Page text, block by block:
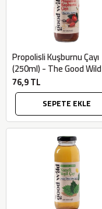
Propolisli Kuşburnu Çayı
(250ml) - The Good Wild
76,9 TL
SEPETE EKLE